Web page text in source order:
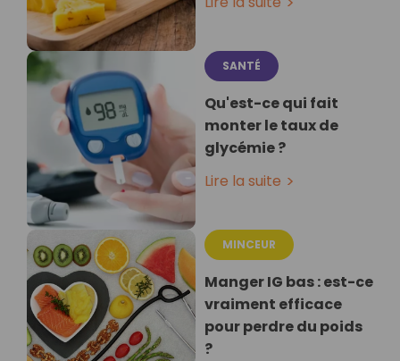
SANTÉ
Qu'est-ce qui fait
monter le taux de
glycémie ?
Lire la suite
MINCEUR
Manger IG bas : est-ce
vraiment efficace
pour perdre du poids
?